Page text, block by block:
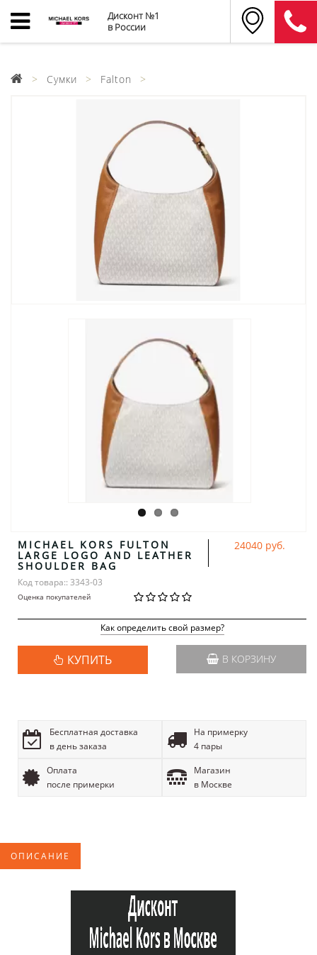
Дисконт №1
в России
Сумки Falton
MICHAEL KORS FULTON
LARGE LOGO AND LEATHER
SHOULDER BAG
Код товара:: 3343-03
Оценка покупателей
24040 руб.
Как определить свой размер?
КУПИТЬ В КОРЗИНУ
Бесплатная доставка
в день заказа
На примерку
4 пары
Оплата
после примерки
Магазин
в Москве
ОПИСАНИЕ